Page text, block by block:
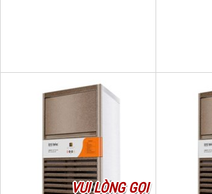
VUI LÒNG GỌI